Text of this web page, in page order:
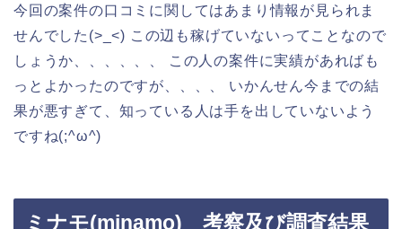
今回の案件の口コミに関してはあまり情報が見られま
せんでした(>_<) この辺も稼げていないってことなので
しょうか、、、、、、 この人の案件に実績があればも
っとよかったのですが、、、、 いかんせん今までの結
果が悪すぎて、知っている人は手を出していないよう
ですね(;^ω^)
ミナモ(minamo) 考察及び調査結果